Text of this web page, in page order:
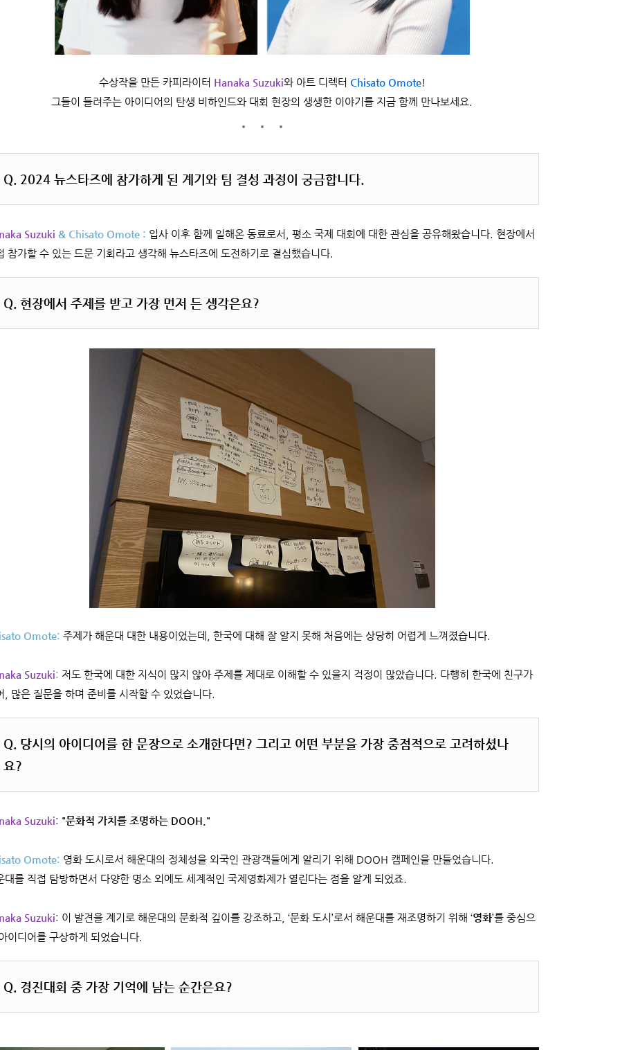
수상작을 만든 카피라이터 Hanaka Suzuki와 아트 디렉터 Chisato Omote!
그들이 들려주는 아이디어의 탄생 비하인드와 대회 현장의 생생한 이야기를 지금 함께 만나보세요.
Q. 2024 뉴스타즈에 참가하게 된 계기와 팀 결성 과정이 궁금합니다.
Suzuki & Chisato Omote : 입사 이후 함께 일해온 동료로서, 평소 국제 대회에 대한 관심을 공유해왔습니다. 현장에서
참가할 수 있는 드문 기회라고 생각해 뉴스타즈에 도전하기로 결심했습니다.
Q. 현장에서 주제를 받고 가장 먼저 든 생각은요?
Omote: 주제가 해운대 대한 내용이었는데, 한국에 대해 잘 알지 못해 처음에는 상당히 어렵게 느껴졌습니다.
Suzuki: 저도 한국에 대한 지식이 많지 않아 주제를 제대로 이해할 수 있을지 걱정이 많았습니다. 다행히 한국에 친구가
, 많은 질문을 하며 준비를 시작할 수 있었습니다.
Q. 당시의 아이디어를 한 문장으로 소개한다면? 그리고 어떤 부분을 가장 중점적으로 고려하셨나
요?
Suzuki: "문화적 가치를 조명하는 DOOH."
Omote: 영화 도시로서 해운대의 정체성을 외국인 관광객들에게 알리기 위해 DOOH 캠페인을 만들었습니다.
대를 직접 탐방하면서 다양한 명소 외에도 세계적인 국제영화제가 열린다는 점을 알게 되었죠.
Suzuki: 이 발견을 계기로 해운대의 문화적 깊이를 강조하고, ‘문화 도시’로서 해운대를 재조명하기 위해 ‘영화’를 중심으
이디어를 구상하게 되었습니다.
Q. 경진대회 중 가장 기억에 남는 순간은요?